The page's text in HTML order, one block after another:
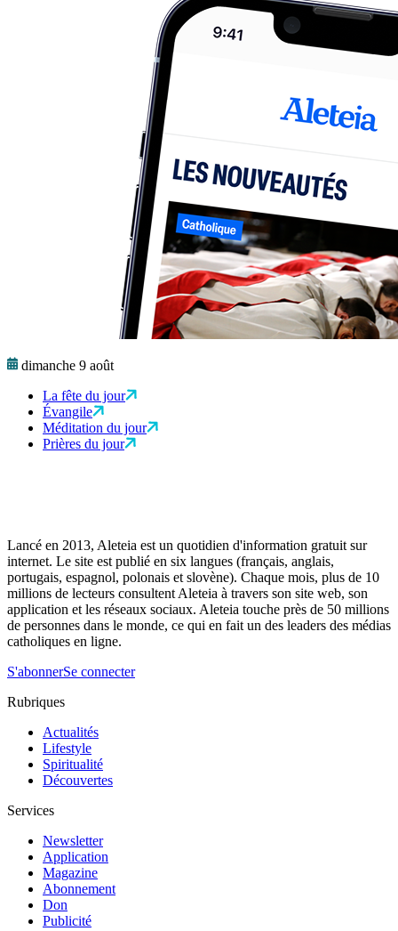
dimanche 9 août
La fête du jour
Évangile
Méditation du jour
Prières du jour
Lancé en 2013, Aleteia est un quotidien d'information gratuit sur
internet. Le site est publié en six langues (français, anglais,
portugais, espagnol, polonais et slovène). Chaque mois, plus de 10
millions de lecteurs consultent Aleteia à travers son site web, son
application et les réseaux sociaux. Aleteia touche près de 50 millions
de personnes dans le monde, ce qui en fait un des leaders des médias
catholiques en ligne.
S'abonnerSe connecter
Rubriques
Actualités
Lifestyle
Spiritualité
Découvertes
Services
Newsletter
Application
Magazine
Abonnement
Don
Publicité